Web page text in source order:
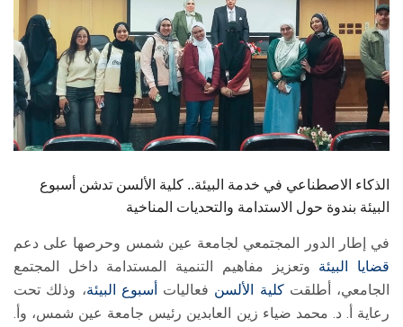
الخريجين
الموظفون
الزائـرون
الذكاء الاصطناعي في خدمة البيئة.. كلية الألسن تدشن أسبوع
البيئة بندوة حول الاستدامة والتحديات المناخية
في إطار الدور المجتمعي لجامعة عين شمس وحرصها على دعم
قضايا البيئة وتعزيز مفاهيم التنمية المستدامة داخل المجتمع
الجامعي، أطلقت كلية الألسن فعاليات أسبوع البيئة، وذلك تحت
رعاية أ. د. محمد ضياء زين العابدين رئيس جامعة عين شمس، وأ.